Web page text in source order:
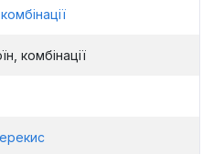
комбінації